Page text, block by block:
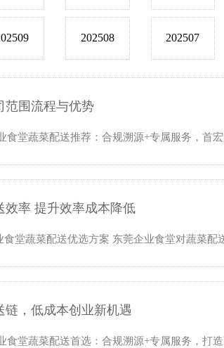
202508 202507
范围流程与优势
食堂蔬菜配送推荐：合规溯源+专属服务，首
效率 提升效率成本降低
食堂蔬菜配送优选方案 东莞企业食堂对蔬菜配
链，低成本创业新机遇
食堂蔬菜配送首选：合规溯源+专属服务，打